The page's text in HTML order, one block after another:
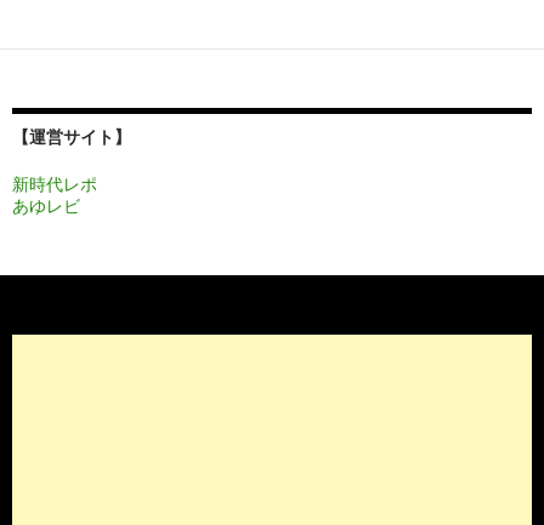
ー
ョ
ン
【運営サイト】
新時代レポ
あゆレビ